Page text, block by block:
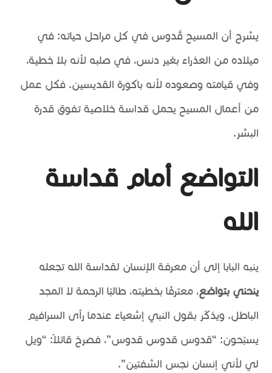
يشرح أن المسيح قُدوس في كل مراحل حياته: في
ميلاده من العذراء بغير دنس، في صلبه لأنه بلا خطية،
وفي قيامته وصعوده لأنه باكورة القديسين. فكل عمل
من أعمال المسيح يحمل قداسة خلاصية تفوق قدرة
البشر.
التواضع أمام قداسة
الله
ينبه البابا إلى أن معرفة الإنسان لقداسة الله تجعله
ينحني بتواضع، معترفًا بخطيته، طالبًا الرحمة لا المجد
الباطل. ويذكّر بقول النبي إشعياء عندما رأى السرافيم
يسبّحون: “قدوس قدوس قدوس”، فصرخ قائلاً: “ويل
لي لأني إنسان نجس الشفتين”.